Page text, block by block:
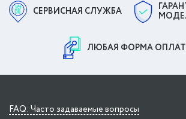
СЕРВИСНАЯ СЛУЖБА
ЛЮБАЯ ФОРМА
FAQ: Часто задаваемые вопросы